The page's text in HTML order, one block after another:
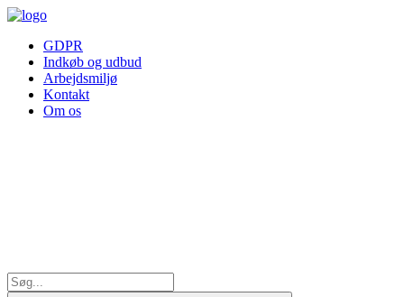
GDPR
Indkøb og udbud
Arbejdsmiljø
Kontakt
Om os